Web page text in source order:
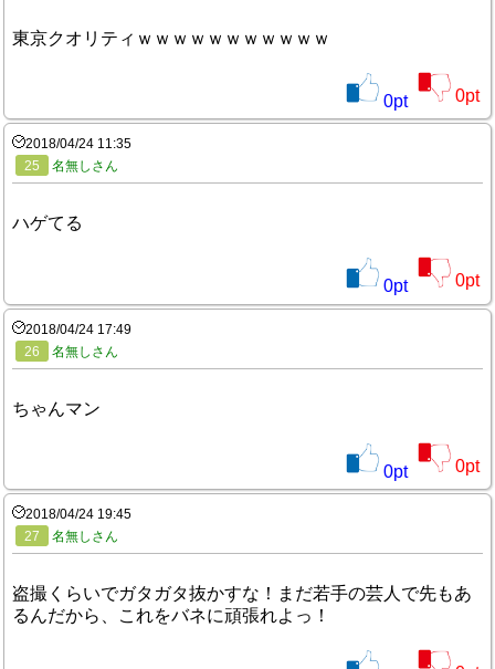
東京クオリティｗｗｗｗｗｗｗｗｗｗｗ
0pt 0pt
2018/04/24 11:35
25
名無しさん
ハゲてる
0pt 0pt
2018/04/24 17:49
26
名無しさん
ちゃんマン
0pt 0pt
2018/04/24 19:45
27
名無しさん
盗撮くらいでガタガタ抜かすな！まだ若手の芸人で先もあ
るんだから、これをバネに頑張れよっ！